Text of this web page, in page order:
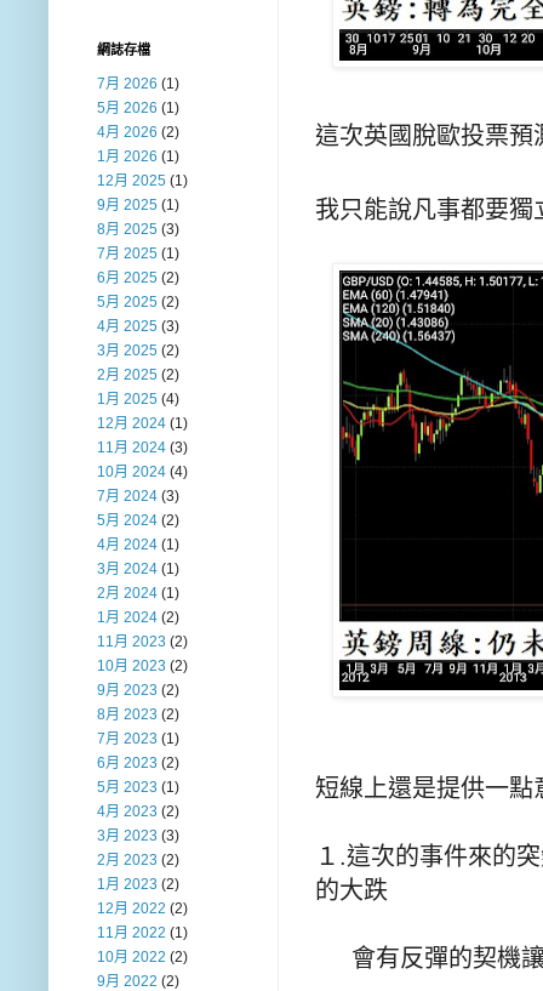
這次英國脫歐投票
我只能說凡事都要獨
短線上還是提供一
１.這次的事件來的
的大跌
會有反彈的契機讓
網誌存檔
7月 2026 (1)
5月 2026 (1)
4月 2026 (2)
1月 2026 (1)
12月 2025 (1)
9月 2025 (1)
8月 2025 (3)
7月 2025 (1)
6月 2025 (2)
5月 2025 (2)
4月 2025 (3)
3月 2025 (2)
2月 2025 (2)
1月 2025 (4)
12月 2024 (1)
11月 2024 (3)
10月 2024 (4)
7月 2024 (3)
5月 2024 (2)
4月 2024 (1)
3月 2024 (1)
2月 2024 (1)
1月 2024 (2)
11月 2023 (2)
10月 2023 (2)
9月 2023 (2)
8月 2023 (2)
7月 2023 (1)
6月 2023 (2)
5月 2023 (1)
4月 2023 (2)
3月 2023 (3)
2月 2023 (2)
1月 2023 (2)
12月 2022 (2)
11月 2022 (1)
10月 2022 (2)
9月 2022 (2)